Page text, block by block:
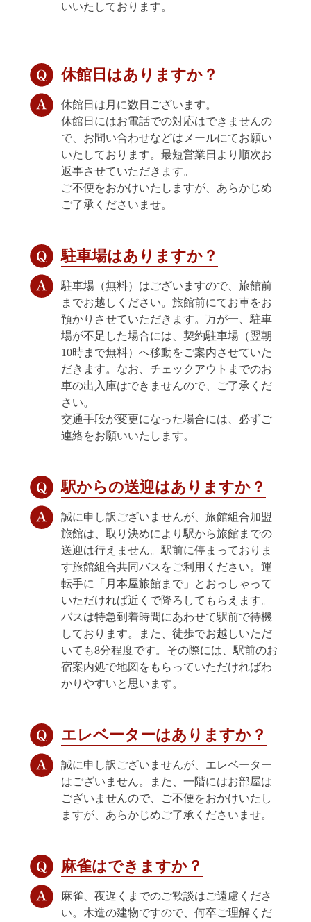
いいたしております。
休館日はありますか？
休館日は月に数日ございます。
休館日にはお電話での対応はできませんの
で、お問い合わせなどはメールにてお願い
いたしております。最短営業日より順次お
返事させていただきます。
ご不便をおかけいたしますが、あらかじめ
ご了承くださいませ。
駐車場はありますか？
駐車場（無料）はございますので、旅館前
までお越しください。旅館前にてお車をお
預かりさせていただきます。万が一、駐車
場が不足した場合には、契約駐車場（翌朝
10時まで無料）へ移動をご案内させていた
だきます。なお、チェックアウトまでのお
車の出入庫はできませんので、ご了承くだ
さい。
交通手段が変更になった場合には、必ずご
連絡をお願いいたします。
駅からの送迎はありますか？
誠に申し訳ございませんが、旅館組合加盟
旅館は、取り決めにより駅から旅館までの
送迎は行えません。駅前に停まっておりま
す旅館組合共同バスをご利用ください。運
転手に「月本屋旅館まで」とおっしゃって
いただければ近くで降ろしてもらえます。
バスは特急到着時間にあわせて駅前で待機
しております。また、徒歩でお越しいただ
いても8分程度です。その際には、駅前のお
宿案内処で地図をもらっていただければわ
かりやすいと思います。
エレベーターはありますか？
誠に申し訳ございませんが、エレベーター
はございません。また、一階にはお部屋は
ございませんので、ご不便をおかけいたし
ますが、あらかじめご了承くださいませ。
麻雀はできますか？
麻雀、夜遅くまでのご歓談はご遠慮くださ
い。木造の建物ですので、何卒ご理解くだ